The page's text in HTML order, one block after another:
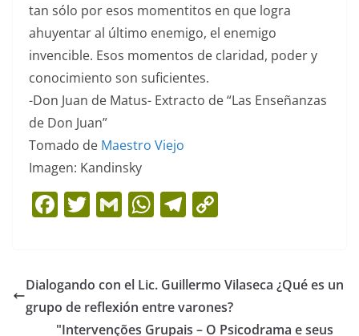
tan sólo por esos momentitos en que logra
ahuyentar al último enemigo, el enemigo
invencible. Esos momentos de claridad, poder y
conocimiento son suficientes.
-Don Juan de Matus- Extracto de “Las Enseñanzas
de Don Juan”
Tomado de Maestro Viejo
Imagen: Kandinsky
F
e
b
T
er
G
l
W
s
A
T
gr
a
y
Li
Dialogando con el Lic. Guillermo Vilaseca ¿Qué es un
grupo de reflexión entre varones?
"Intervenções Grupais – O Psicodrama e seus